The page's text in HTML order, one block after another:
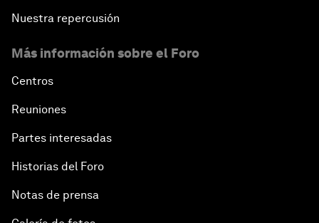
Nuestra repercusión
Más información sobre el Foro
Centros
Reuniones
Partes interesadas
Historias del Foro
Notas de prensa